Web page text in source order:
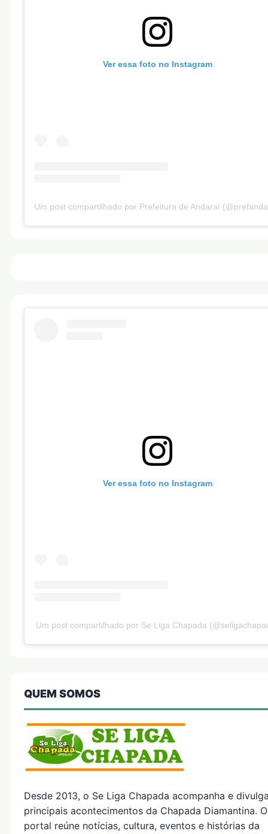
Ver essa foto no Instagram
Um post compartilhado por Prefeitura de Andaraí
Ver essa foto no Instagram
Um post compartilhado por Se Liga Chapada
QUEM SOMOS
Desde 2013, o Se Liga Chapada acompanha e
principais acontecimentos da Chapada Diamantina. O
portal reúne notícias, cultura, eventos e histórias da